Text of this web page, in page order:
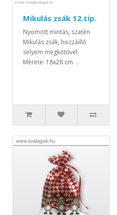
Mikulás zsák 12.tip.
Nyomott mintás, szatén
Mikulás zsák, hozzáillő
selyem megkötővel.
Mérete: 18x28 cm ..